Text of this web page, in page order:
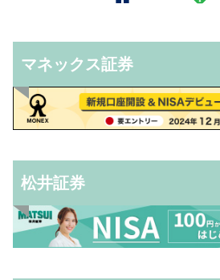
マネックス証券
松井証券